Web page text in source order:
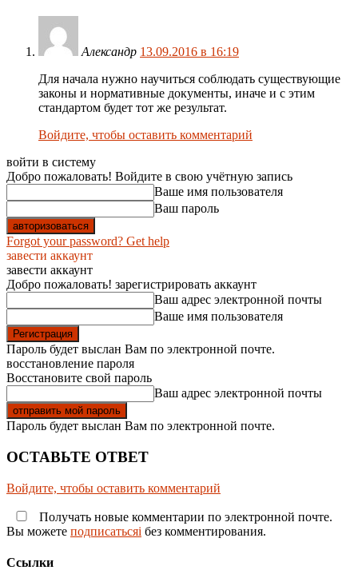
Александр 13.09.2016 в 16:19
Для начала нужно научиться соблюдать существующие
законы и нормативные документы, иначе и с этим
стандартом будет тот же результат.
Войдите, чтобы оставить комментарий
войти в систему
Добро пожаловать! Войдите в свою учётную запись
Ваше имя пользователя
Ваш пароль
Forgot your password? Get help
завести аккаунт
завести аккаунт
Добро пожаловать! зарегистрировать аккаунт
Ваш адрес электронной почты
Ваше имя пользователя
Пароль будет выслан Вам по электронной почте.
восстановление пароля
Восстановите свой пароль
Ваш адрес электронной почты
Пароль будет выслан Вам по электронной почте.
ОСТАВЬТЕ ОТВЕТ
Войдите, чтобы оставить комментарий
Получать новые комментарии по электронной почте.
Вы можете подписатьсяi без комментирования.
Ссылки